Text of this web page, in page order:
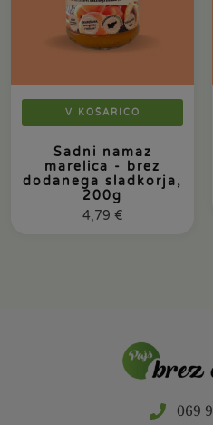
V KOŠARICO
Sadni namaz
marelica - brez
dodanega sladkorja,
200g
4,79 €
069